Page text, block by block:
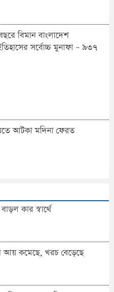
বিমান বাংলাদেশ
সর্বোচ্চ মুনাফা – ৯৩৭
আটকা মদিনা ফেরত
কার স্বার্থে
আয় কমেছে, খরচ বেড়েছে